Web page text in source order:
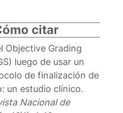
citar
Objective Grading
luego de usar un
de finalización de
un estudio clínico.
Nacional de